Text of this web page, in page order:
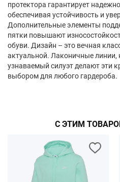
протектора гарантирует
обеспечивая устойчивость и
Дополнительные элементы
пятки повышают
обуви. Дизайн – это вечная
актуальной. Лаконичные линии,
узнаваемый силуэт делают эти
выбором для любого гардероба.
С ЭТИМ